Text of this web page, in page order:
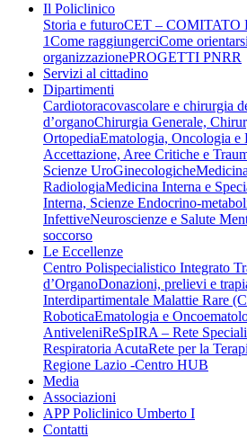
Il Policlinico
Storia e futuroCET –
1Come raggiungerciCome orientarsi
organizzazionePROGETTI PNRR
Servizi al cittadino
Dipartimenti
Cardiotoracovascolare e chirurgia
d’organoChirurgia Generale,
OrtopediaEmatologia, Oncologia e
Accettazione, Aree Critiche e
Scienze UroGinecologiche
RadiologiaMedicina Interna e
Interna, Scienze Endocrino-
InfettiveNeuroscienze e Salute
soccorso
Le Eccellenze
Centro Polispecialistico Integrato
d’OrganoDonazioni, prelievi e
Interdipartimentale Malattie Rare
RoboticaEmatologia e
AntiveleniReSpIRA – Rete
Respiratoria AcutaRete per la
Regione Lazio -Centro HUB
Media
Associazioni
APP Policlinico Umberto I
Contatti